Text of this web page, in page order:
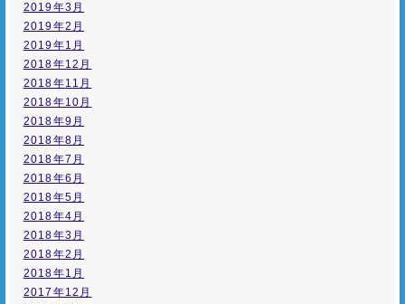
2019年3月
2019年2月
2019年1月
2018年12月
2018年11月
2018年10月
2018年9月
2018年8月
2018年7月
2018年6月
2018年5月
2018年4月
2018年3月
2018年2月
2018年1月
2017年12月